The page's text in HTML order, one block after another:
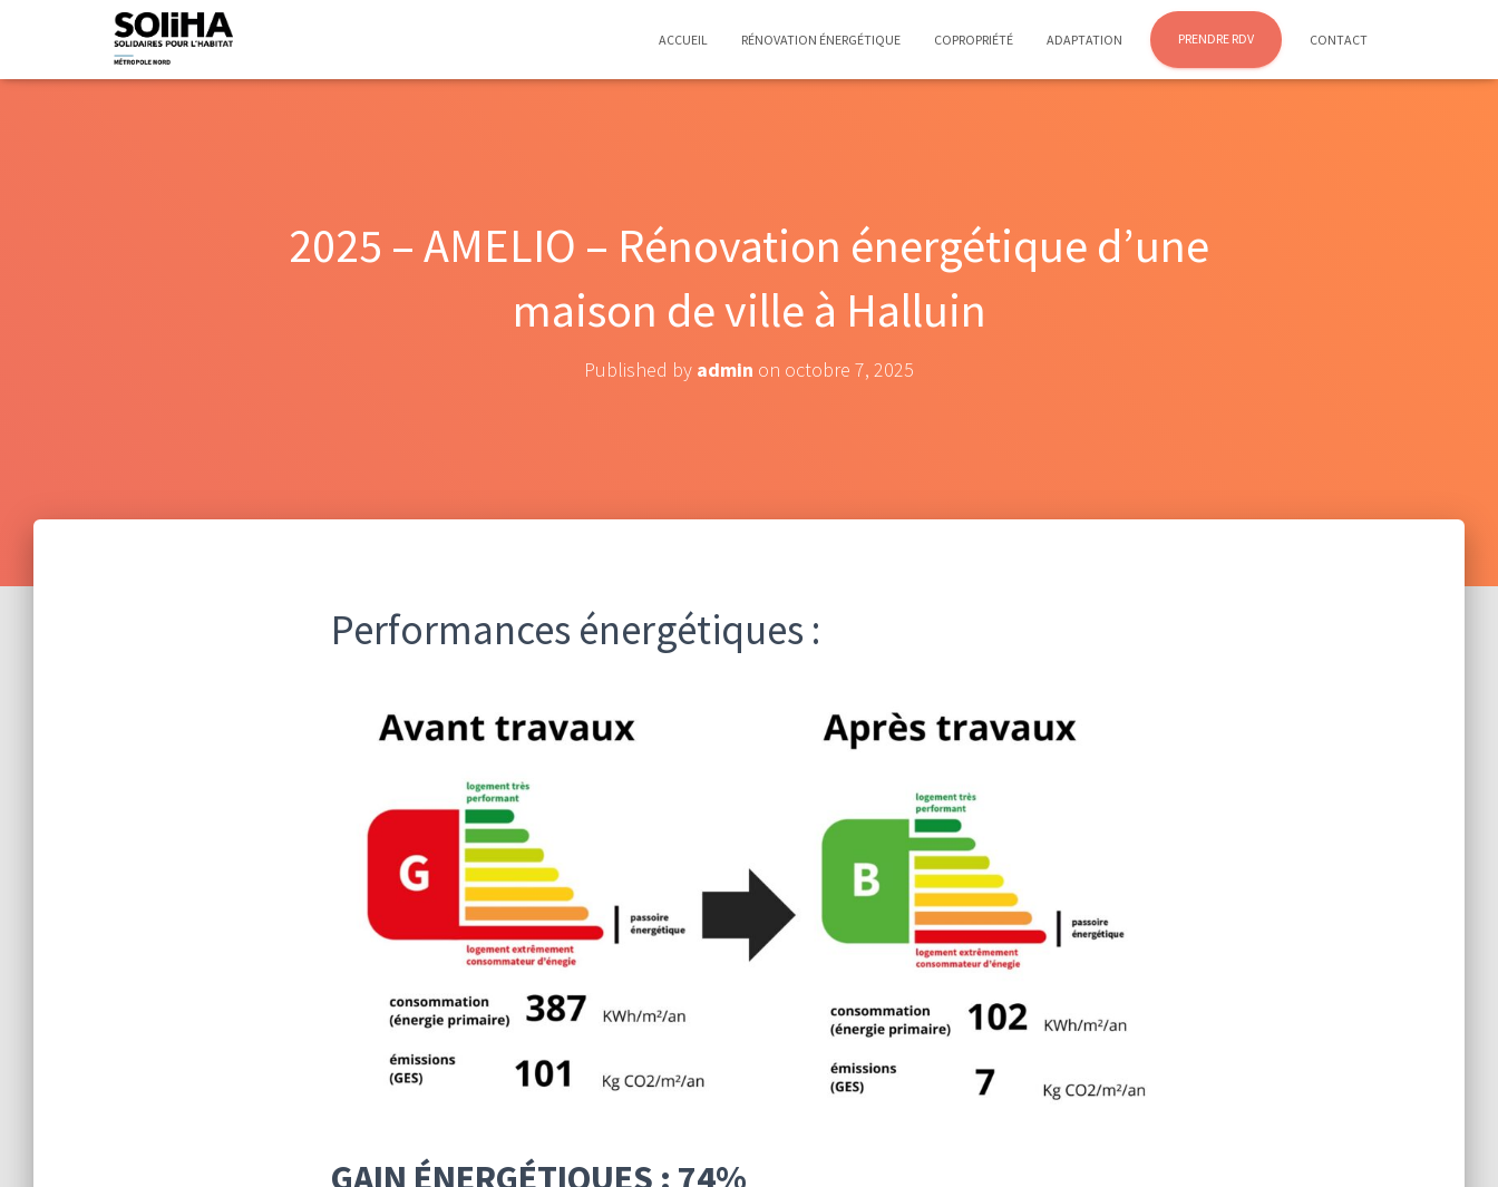
ACCUEIL RÉNOVATION ÉNERGÉTIQUE COPROPRIÉTÉ ADAPTATION PRENDRE RDV CONTACT
2025 – AMELIO – Rénovation énergétique d’une
maison de ville à Halluin
Published by admin on octobre 7, 2025
Performances énergétiques :
GAIN ÉNERGÉTIQUES : 74%